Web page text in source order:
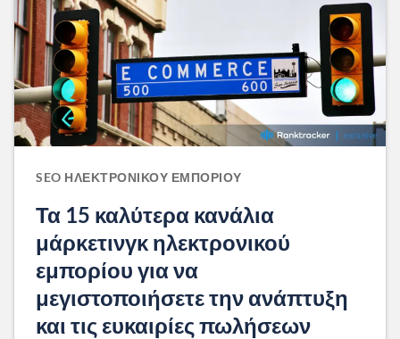
SEO ΗΛΕΚΤΡΟΝΙΚΟΎ ΕΜΠΟΡΊΟΥ
Τα 15 καλύτερα κανάλια
μάρκετινγκ ηλεκτρονικού
εμπορίου για να
μεγιστοποιήσετε την ανάπτυξη
και τις ευκαιρίες πωλήσεων